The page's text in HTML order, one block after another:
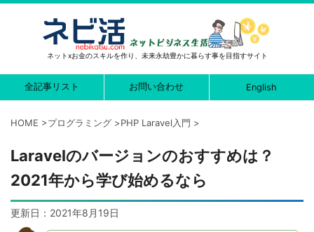
ネットxお金のスキルを作り、未来永劫豊かに暮らす事を目指すサイト
全記事リスト お問い合わせ English
HOME >プログラミング >PHP Laravel入門 >
Laravelのバージョンのおすすめは？
2021年から学び始めるなら
更新日： 2021年8月19日